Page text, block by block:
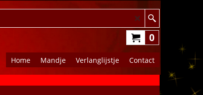
0
Home Mandje Verlanglijstje Contact